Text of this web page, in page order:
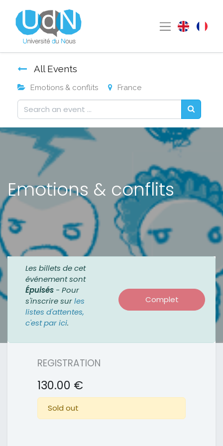
All Events
Emotions & conflits France
Emotions & conflits
Les billets de cet
événement sont
Épuisés - Pour
s'inscrire surles
listes d'attentes,
c'est par ici.
Complet
REGISTRATION
130.00 €
Sold out